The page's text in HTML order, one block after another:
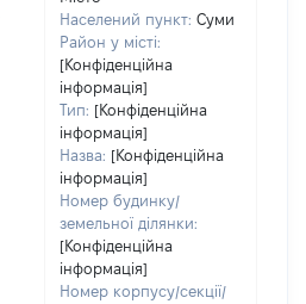
Населений пункт: Суми
Район у місті:
[Конфіденційна
інформація]
Тип: [Конфіденційна
інформація]
Назва: [Конфіденційна
інформація]
Номер будинку/
земельної ділянки:
[Конфіденційна
інформація]
Номер корпусу/секції/